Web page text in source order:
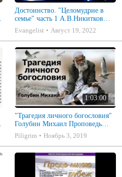
Достоинство. "Целомудрие в
семье" часть 1 А.В.Никитков
Беседа для семейных МСЦ ЕХБ
Evangelist Август 19, 2022
1:03:00
"Трагедия личного богословия"
Голубин Михаил Проповедь
2019
Piligrim Ноябрь 3, 2019